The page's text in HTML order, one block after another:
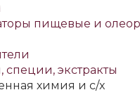
пищевые и
специи, экстракты
химия и с/х